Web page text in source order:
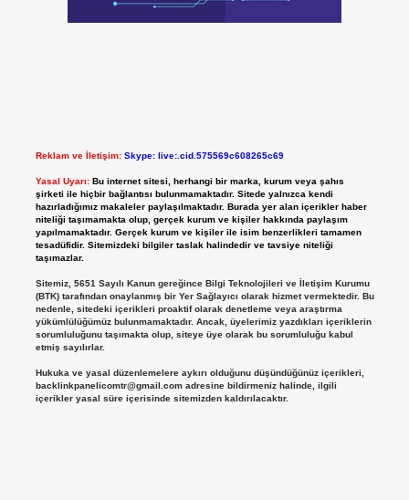
Reklam ve İletişim: Skype: live:.cid.575569c608265c69
Yasal Uyarı: Bu internet sitesi, herhangi bir marka, kurum veya şahıs
şirketi ile hiçbir bağlantısı bulunmamaktadır. Sitede yalnızca kendi
hazırladığımız makaleler paylaşılmaktadır. Burada yer alan içerikler haber
niteliği taşımamakta olup, gerçek kurum ve kişiler hakkında paylaşım
yapılmamaktadır. Gerçek kurum ve kişiler ile isim benzerlikleri tamamen
tesadüfidir. Sitemizdeki bilgiler taslak halindedir ve tavsiye niteliği
taşımazlar.
Sitemiz, 5651 Sayılı Kanun gereğince Bilgi Teknolojileri ve İletişim Kurumu
(BTK) tarafından onaylanmış bir Yer Sağlayıcı olarak hizmet vermektedir. Bu
nedenle, sitedeki içerikleri proaktif olarak denetleme veya araştırma
yükümlülüğümüz bulunmamaktadır. Ancak, üyelerimiz yazdıkları içeriklerin
sorumluluğunu taşımakta olup, siteye üye olarak bu sorumluluğu kabul
etmiş sayılırlar.
Hukuka ve yasal düzenlemelere aykırı olduğunu düşündüğünüz içerikleri,
backlinkpanelicomtr@gmail.comadresine bildirmeniz halinde, ilgili
içerikler yasal süre içerisinde sitemizden kaldırılacaktır.